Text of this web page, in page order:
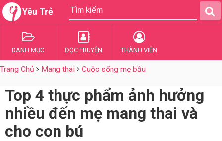
Yêu Trẻ
DANH MỤC ĐỌC TRUYỆN THÀNH VIÊN
Trang Chủ Mang thai Cuộc sống mẹ bầu
Top 4 thực phẩm ảnh hưởng
nhiều đến mẹ mang thai và
cho con bú